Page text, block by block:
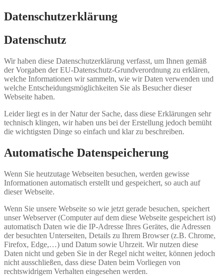
Datenschutzerklärung
Datenschutz
Wir haben diese Datenschutzerklärung verfasst, um Ihnen gemäß
der Vorgaben der EU-Datenschutz-Grundverordnung zu erklären,
welche Informationen wir sammeln, wie wir Daten verwenden und
welche Entscheidungsmöglichkeiten Sie als Besucher dieser
Webseite haben.
Leider liegt es in der Natur der Sache, dass diese Erklärungen sehr
technisch klingen, wir haben uns bei der Erstellung jedoch bemüht
die wichtigsten Dinge so einfach und klar zu beschreiben.
Automatische Datenspeicherung
Wenn Sie heutzutage Webseiten besuchen, werden gewisse
Informationen automatisch erstellt und gespeichert, so auch auf
dieser Webseite.
Wenn Sie unsere Webseite so wie jetzt gerade besuchen, speichert
unser Webserver (Computer auf dem diese Webseite gespeichert ist)
automatisch Daten wie die IP-Adresse Ihres Gerätes, die Adressen
der besuchten Unterseiten, Details zu Ihrem Browser (z.B. Chrome,
Firefox, Edge,…) und Datum sowie Uhrzeit. Wir nutzen diese
Daten nicht und geben Sie in der Regel nicht weiter, können jedoch
nicht ausschließen, dass diese Daten beim Vorliegen von
rechtswidrigem Verhalten eingesehen werden.